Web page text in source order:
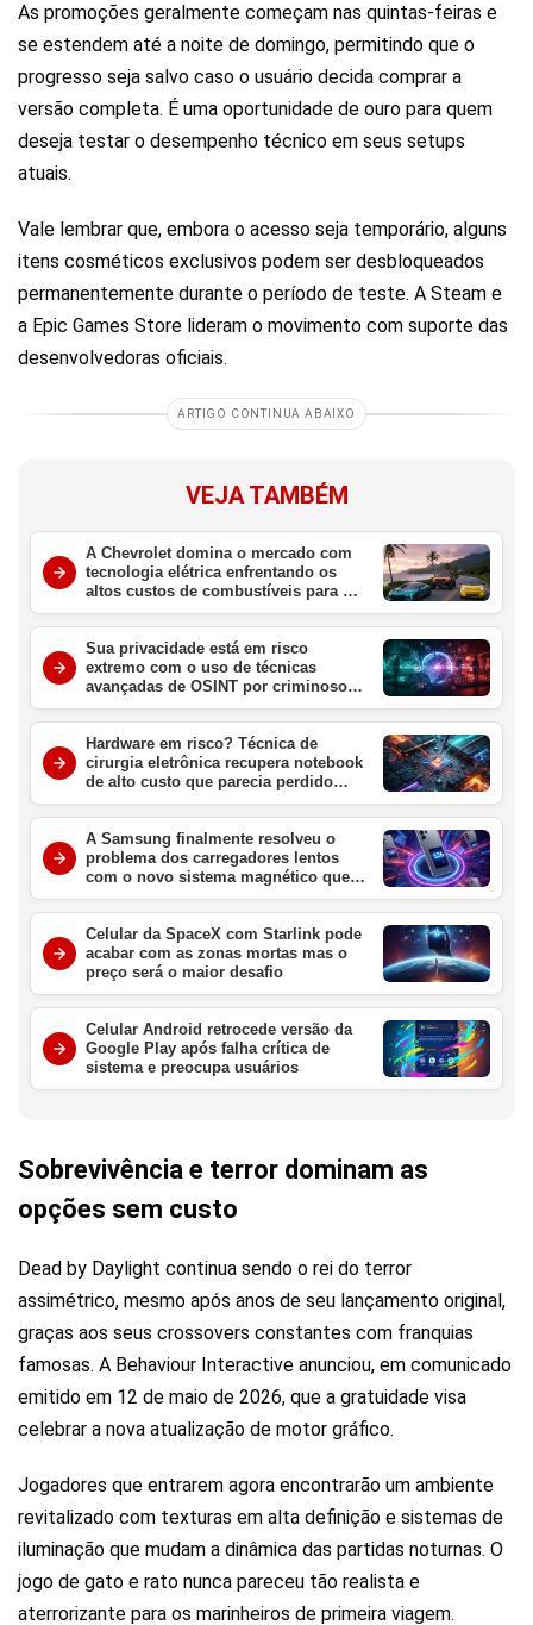
As promoções geralmente começam nas quintas-feiras e
se estendem até a noite de domingo, permitindo que o
progresso seja salvo caso o usuário decida comprar a
versão completa. É uma oportunidade de ouro para quem
deseja testar o desempenho técnico em seus setups
atuais.
Vale lembrar que, embora o acesso seja temporário, alguns
itens cosméticos exclusivos podem ser desbloqueados
permanentemente durante o período de teste. A Steam e
a Epic Games Store lideram o movimento com suporte das
desenvolvedoras oficiais.
ARTIGO CONTINUA ABAIXO
VEJA TAMBÉM
A Chevrolet domina o mercado com
tecnologia elétrica enfrentando os
altos custos de combustíveis para o
consumidor brasileiro
Sua privacidade está em risco
extremo com o uso de técnicas
avançadas de OSINT por criminosos
digitais no Brasil
Hardware em risco? Técnica de
cirurgia eletrônica recupera notebook
de alto custo que parecia perdido
para sempre
A Samsung finalmente resolveu o
problema dos carregadores lentos
com o novo sistema magnético que
promete revolucionar o Galaxy S26
este ano
Celular da SpaceX com Starlink pode
acabar com as zonas mortas mas o
preço será o maior desafio
Celular Android retrocede versão da
Google Play após falha crítica de
sistema e preocupa usuários
Sobrevivência e terror dominam as
opções sem custo
Dead by Daylight continua sendo o rei do terror
assimétrico, mesmo após anos de seu lançamento original,
graças aos seus crossovers constantes com franquias
famosas. A Behaviour Interactive anunciou, em comunicado
emitido em 12 de maio de 2026, que a gratuidade visa
celebrar a nova atualização de motor gráfico.
Jogadores que entrarem agora encontrarão um ambiente
revitalizado com texturas em alta definição e sistemas de
iluminação que mudam a dinâmica das partidas noturnas. O
jogo de gato e rato nunca pareceu tão realista e
aterrorizante para os marinheiros de primeira viagem.